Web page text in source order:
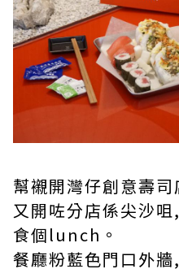
幫襯開灣仔創意壽
又開咗分店係尖沙
食個lunch。
餐廳粉藍色門口外